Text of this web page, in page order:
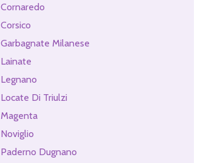
Cornaredo
Corsico
Garbagnate Milanese
Lainate
Legnano
Locate Di Triulzi
Magenta
Noviglio
Paderno Dugnano